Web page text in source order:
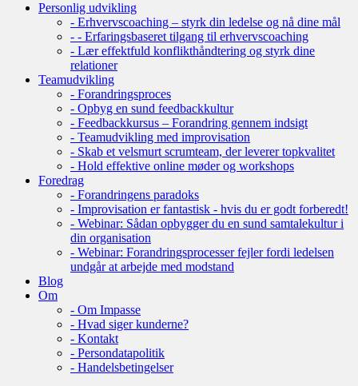
Personlig udvikling
- Erhvervscoaching – styrk din ledelse og nå dine mål
- - Erfaringsbaseret tilgang til erhvervscoaching
- Lær effektfuld konflikthåndtering og styrk dine
relationer
Teamudvikling
- Forandringsproces
- Opbyg en sund feedbackkultur
- Feedbackkursus – Forandring gennem indsigt
- Teamudvikling med improvisation
- Skab et velsmurt scrumteam, der leverer topkvalitet
- Hold effektive online møder og workshops
Foredrag
- Forandringens paradoks
- Improvisation er fantastisk - hvis du er godt forberedt!
- Webinar: Sådan opbygger du en sund samtalekultur i
din organisation
- Webinar: Forandringsprocesser fejler fordi ledelsen
undgår at arbejde med modstand
Blog
Om
- Om Impasse
- Hvad siger kunderne?
- Kontakt
- Persondatapolitik
- Handelsbetingelser